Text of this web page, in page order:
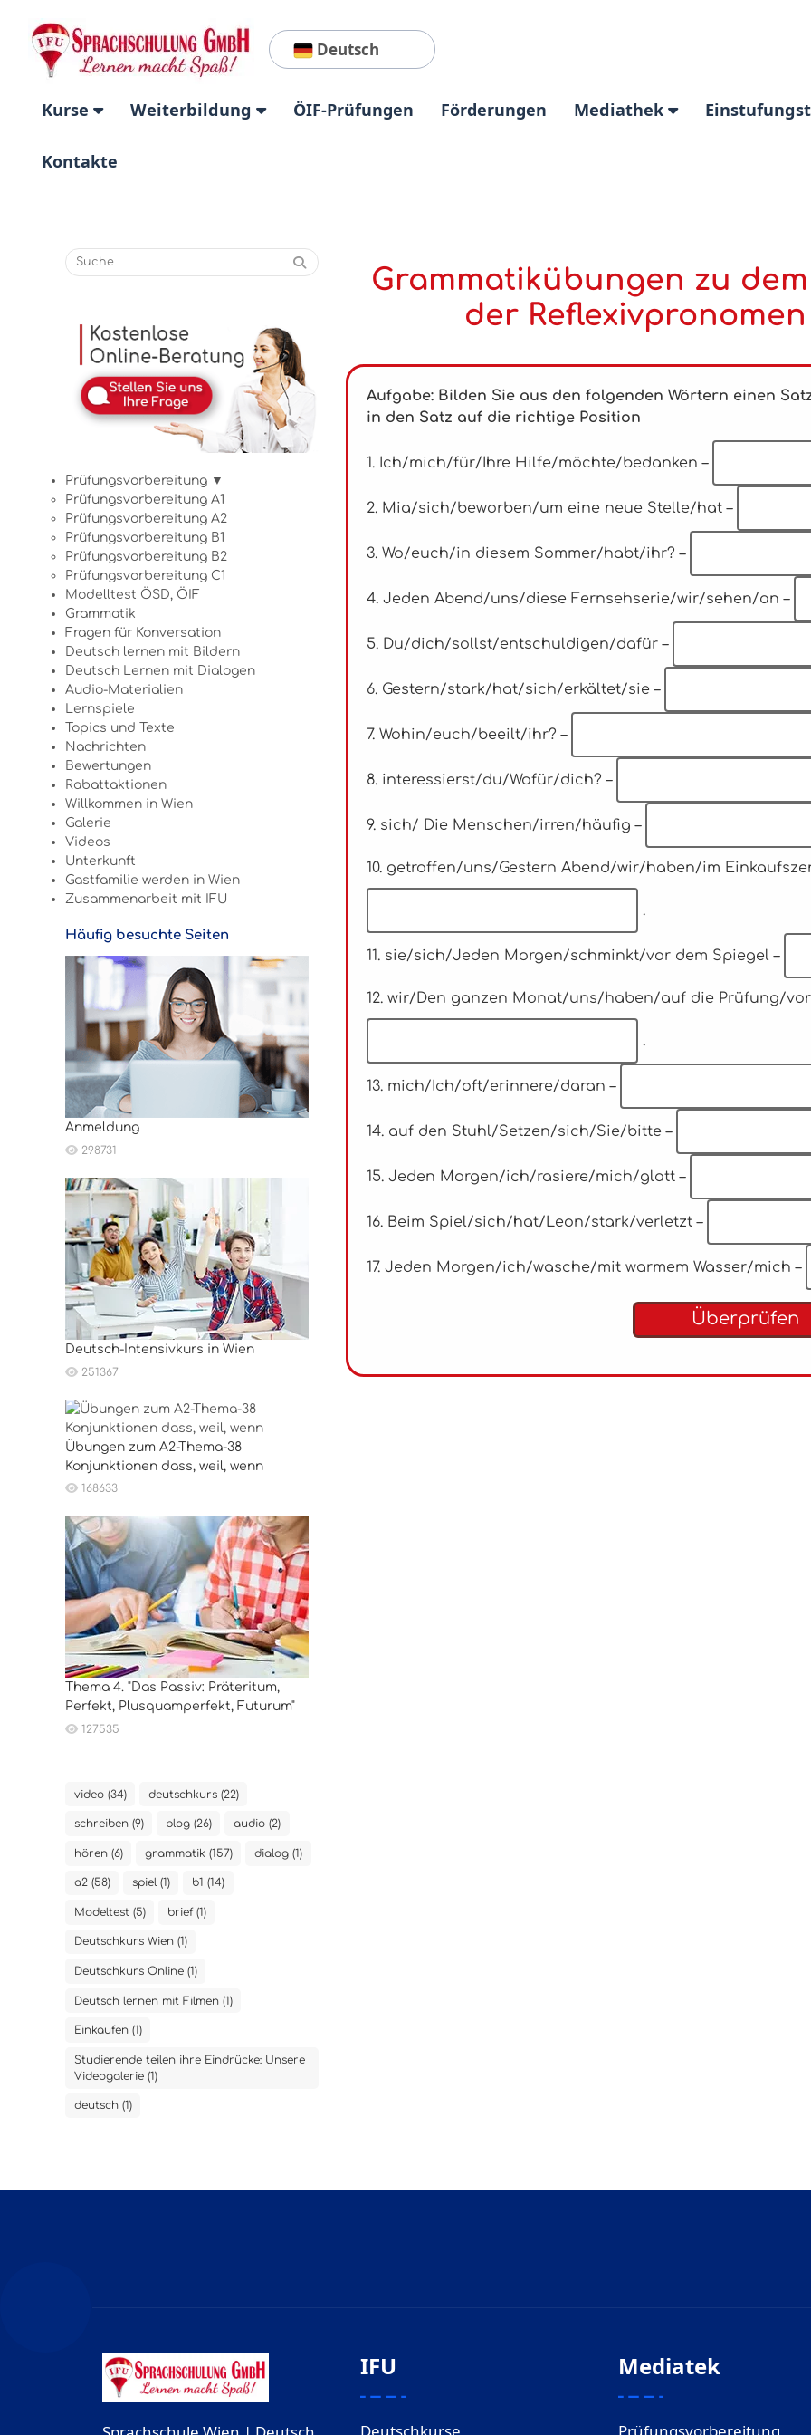
Deutsch
Kurse Weiterbildung ÖIF-Prüfungen Förderungen Mediathek
Kontakte
Prüfungsvorbereitung ▼
Prüfungsvorbereitung A1
Prüfungsvorbereitung A2
Prüfungsvorbereitung B1
Prüfungsvorbereitung B2
Prüfungsvorbereitung C1
Modelltest ÖSD, ÖIF
Grammatik
Fragen für Konversation
Deutsch lernen mit Bildern
Deutsch Lernen mit Dialogen
Audio-Materialien
Lernspiele
Topics und Texte
Nachrichten
Bewertungen
Rabattaktionen
Willkommen in Wien
Galerie
Videos
Unterkunft
Gastfamilie werden in Wien
Zusammenarbeit mit IFU
Häufig besuchte Seiten
Anmeldung
298731
Deutsch-Intensivkurs in Wien
251367
Übungen zum A2-Thema-38
Konjunktionen dass, weil, wenn
168633
Thema 4. "Das Passiv: Präteritum,
Perfekt, Plusquamperfekt, Futurum"
127535
video (34) deutschkurs (22)
schreiben (9) blog (26) audio (2)
hören (6) grammatik (157) dialog (1)
a2 (58) spiel (1) b1 (14)
Modeltest (5) brief (1)
Deutschkurs Wien (1)
Deutschkurs Online (1)
Deutsch lernen mit Filmen (1)
Einkaufen (1)
Studierende teilen ihre Eindrücke: Unsere
Videogalerie (1)
deutsch (1)
Grammatikübungen zu
der
Aufgabe: Bilden Sie aus den folgenden Wörtern einen
in den Satz auf die richtige Position
1. Ich/mich/für/Ihre Hilfe/möchte/bedanken –
2. Mia/sich/beworben/um eine neue Stelle/hat –
3. Wo/euch/in diesem Sommer/habt/ihr? –
4. Jeden Abend/uns/diese Fernsehserie/wir/sehen/an –
5. Du/dich/sollst/entschuldigen/dafür –
6. Gestern/stark/hat/sich/erkältet/sie –
7. Wohin/euch/beeilt/ihr? –
8. interessierst/du/Wofür/dich? –
9. sich/ Die Menschen/irren/häufig –
10. getroffen/uns/Gestern Abend/wir/haben/im
.
11. sie/sich/Jeden Morgen/schminkt/vor dem Spiegel –
12. wir/Den ganzen Monat/uns/haben/auf die Prüfung/
.
13. mich/Ich/oft/erinnere/daran –
14. auf den Stuhl/Setzen/sich/Sie/bitte –
15. Jeden Morgen/ich/rasiere/mich/glatt –
16. Beim Spiel/sich/hat/Leon/stark/verletzt –
17. Jeden Morgen/ich/wasche/mit warmem Wasser/mich –
Überprüfen
IFU Mediatek